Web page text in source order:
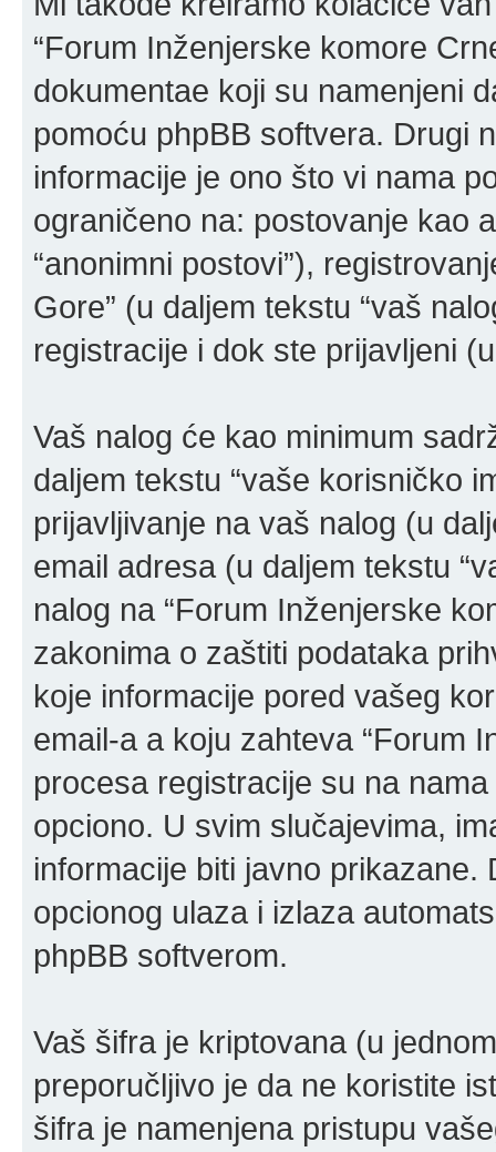
“Forum Inženjerske komore
dokumentae koji su namenjeni
pomoću phpBB softvera. Drugi
informacije je ono što vi nama
ograničeno na: postovanje kao
“anonimni postovi”),
Gore” (u daljem tekstu “vaš
registracije i dok ste prijavljeni
Vaš nalog će kao minimum
daljem tekstu “vaše korisničko
prijavljivanje na vaš nalog (u
email adresa (u daljem tekstu
nalog na “Forum Inženjerske
zakonima o zaštiti podataka
koje informacije pored vašeg
email-a a koju zahteva “Forum
procesa registracije su na
opciono. U svim slučajevima,
informacije biti javno
opcionog ulaza i izlaza
phpBB softverom.
Vaš šifra je kriptovana (u
preporučljivo je da ne koristite
šifra je namenjena pristupu